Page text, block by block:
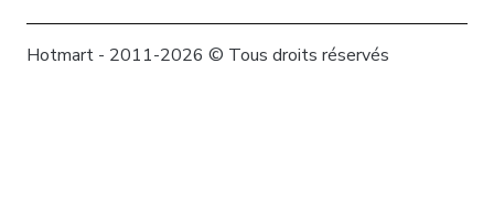
Hotmart - 2011-2026 © Tous droits réservés